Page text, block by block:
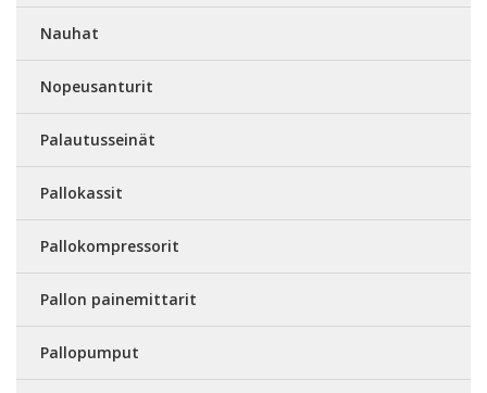
Nauhat
Nopeusanturit
Palautusseinät
Pallokassit
Pallokompressorit
Pallon painemittarit
Pallopumput